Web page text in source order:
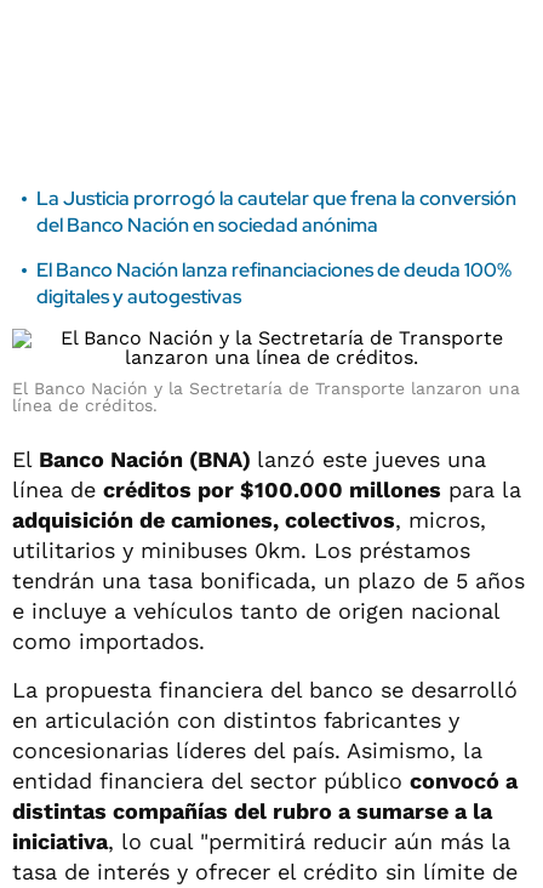
La Justicia prorrogó la cautelar que frena la conversión
del Banco Nación en sociedad anónima
El Banco Nación lanza refinanciaciones de deuda 100%
digitales y autogestivas
El Banco Nación y la Sectretaría de Transporte lanzaron una
línea de créditos.
El Banco Nación (BNA) lanzó este jueves una
línea de créditos por $100.000 millones para la
adquisición de camiones, colectivos, micros,
utilitarios y minibuses 0km. Los préstamos
tendrán una tasa bonificada, un plazo de 5 años
e incluye a vehículos tanto de origen nacional
como importados.
La propuesta financiera del banco se desarrolló
en articulación con distintos fabricantes y
concesionarias líderes del país. Asimismo, la
entidad financiera del sector público convocó a
distintas compañías del rubro a sumarse a la
iniciativa, lo cual "permitirá reducir aún más la
tasa de interés y ofrecer el crédito sin límite de